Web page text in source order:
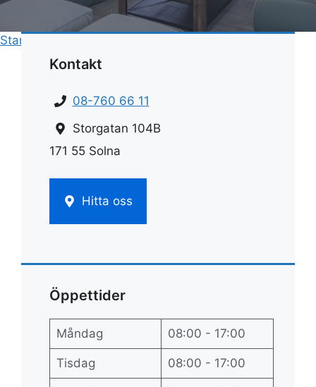
Start
Kontakt
08-760 66 11
Storgatan 104B
171 55 Solna
Hitta oss
Öppettider
Måndag 08:00 - 17:00
Tisdag 08:00 - 17:00